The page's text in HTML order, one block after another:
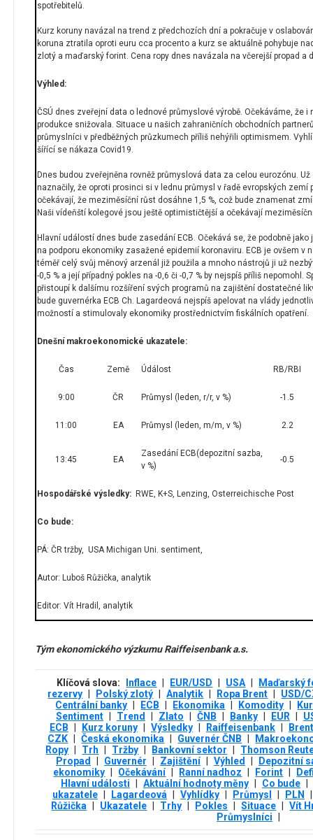
spotřebitelů.
Kurz koruny navázal na trend z předchozích dní a pokračuje v
koruna ztratila oproti euru cca procento a kurz se aktuálně pohybuje
zlotý a maďarský forint. Cena ropy dnes navázala na včerejší propad a
Výhled:
ČSÚ dnes zveřejní data o lednové průmyslové výrobě. Očekáváme, že
produkce snižovala. Situace u našich zahraničních obchodních
průmyslníci v předběžných průzkumech příliš nehýřili optimismem.
šířící se nákaza Covid19.
Dnes budou zveřejněna rovněž průmyslová data za celou eurozónu.
naznačily, že oproti prosinci si v lednu průmysl v řadě evropských zemí
očekávají, že meziměsíční růst dosáhne 1,5 %, což bude znamenat
Naši vídeňští kolegové jsou ještě optimističtější a očekávají
Hlavní událostí dnes bude zasedání ECB. Očekává se, že podobně
na podporu ekonomiky zasažené epidemií koronaviru. ECB je ovšem v
téměř celý svůj měnový arzenál již použila a mnoho nástrojů ji už
-0,5 % a její případný pokles na -0,6 či -0,7 % by nejspíš příliš nepomohl.
přistoupí k dalšímu rozšíření svých programů na zajištění dostatečné
bude guvernérka ECB Ch. Lagardeová nejspíš apelovat na vlády
možností a stimulovaly ekonomiky prostřednictvím fiskálních opatření.
Dnešní makroekonomické ukazatele:
Čas Země Údálost RB/RBI
9:00 ČR Průmysl (leden, r/r, v %) -1.5
11:00 EA Průmysl (leden, m/m, v %) 2.2
13:45 EA
Zasedání ECB(depozitní sazba,
v %)
-0.5
Hospodářské výsledky: RWE, K+S, Lenzing, Osterreichische Post
Co bude:
PÁ: ČR tržby, USA Michigan Uni. sentiment,
Autor: Luboš Růžička, analytik
Editor: Vít Hradil, analytik
Tým ekonomického výzkumu Raiffeisenbank a.s.
Klíčová slova: Inflace EUR/USD USA
Maďarský
rezervy
Polský zlotý Analytik Ropa Brent
USD/
Centrální banky
ECB Ekonomika Komodity
Sentiment
Trend Zlato ČNB Banky EUR
ECB
Kurz koruny Výsledky Raiffeisenbank
Brent
CZK
Česká ekonomika Guvernér ČNB
Ropy
Trh Tržby Bankovní sektor
Thomson
Propad
Guvernér Zajištění Výhled
Depozitní
ekonomiky
Očekávání Ranní nadhoz Forint
Hlavní události
Aktuální hodnoty měny Co bude
ukazatele
Lagardeová Vyhlídky Průmysl PLN
Růžička
Ukazatele Trhy Pokles Situace
Vít
Průmyslníci